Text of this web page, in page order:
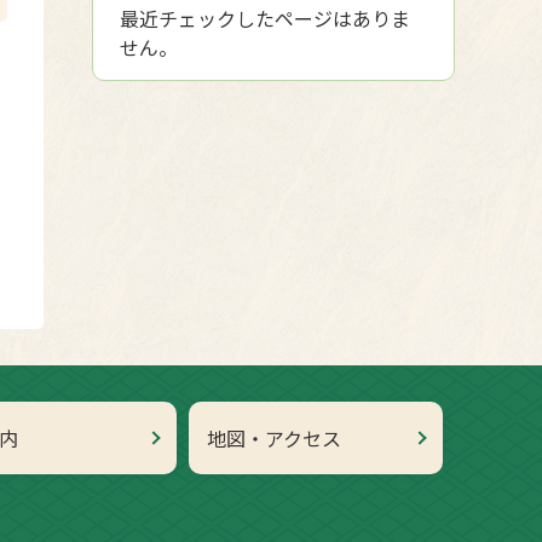
最近チェックしたページはありま
せん。
地図・アクセス